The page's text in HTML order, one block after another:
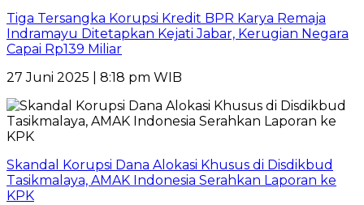
Tiga Tersangka Korupsi Kredit BPR Karya Remaja
Indramayu Ditetapkan Kejati Jabar, Kerugian Negara
Capai Rp139 Miliar
27 Juni 2025 | 8:18 pm WIB
Skandal Korupsi Dana Alokasi Khusus di Disdikbud
Tasikmalaya, AMAK Indonesia Serahkan Laporan ke
KPK